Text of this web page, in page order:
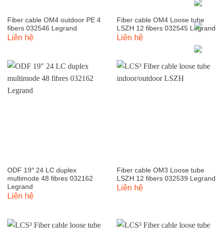
Fiber cable OM4 outdoor PE 4
fibers 032546 Legrand
Liên hệ
Fiber cable OM4 Loose tube
LSZH 12 fibers 032545 Legrand
Liên hệ
ODF 19″ 24 LC duplex
multimode 48 fibres 032162
Legrand
Liên hệ
Fiber cable OM3 Loose tube
LSZH 12 fibers 032539 Legrand
Liên hệ